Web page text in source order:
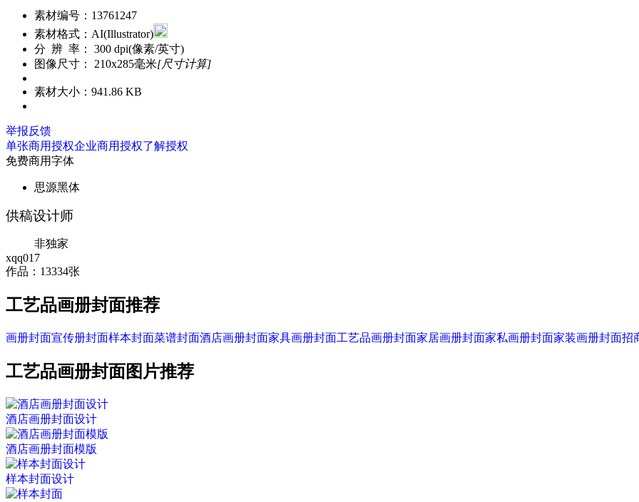
素材编号： 13761247
素材格式： AI(Illustrator)
分 辨 率： 300 dpi(像素/英寸)
图像尺寸： 210x285毫米[尺寸计算]
素材大小： 941.86 KB
举报反馈
单张商用授权企业商用授权了解授权
免费商用字体
思源黑体
供稿设计师
非独家
xqq017
作品：13334张
工艺品画册封面推荐
画册封面宣传册封面样本封面菜谱封面酒店画册封面家具画册封面工艺品画册封面家居画册封面家私画册封面家装画册封面招
工艺品画册封面图片推荐
酒店画册封面设计
酒店画册封面模版
样本封面设计